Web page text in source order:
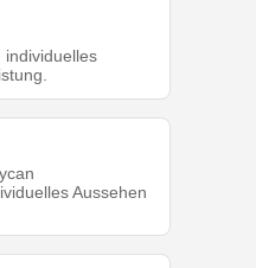
individuelles
Aussehen